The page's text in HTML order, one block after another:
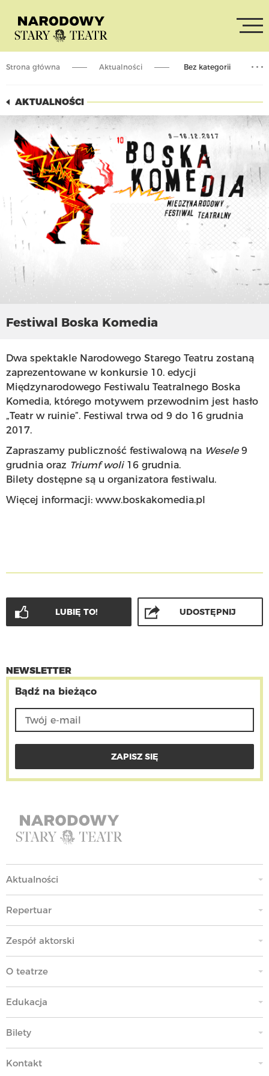
Strona główna Bez kategorii
Aktualności
AKTUALNOŚCI
Festiwal Boska Komedia
Dwa spektakle Narodowego Starego Teatru zostaną
zaprezentowane w konkursie 10. edycji
Międzynarodowego Festiwalu Teatralnego Boska
Komedia, którego motywem przewodnim jest hasło
„Teatr w ruinie”. Festiwal trwa od 9 do 16 grudnia
2017.
Zapraszamy publiczność festiwalową na Wesele9
grudnia oraz Triumf woli16 grudnia.
Bilety dostępne są u organizatora festiwalu.
Więcej informacji: www.boskakomedia.pl
LUBIĘ TO! UDOSTĘPNIJ
NEWSLETTER
Bądź na bieżąco
Aktualności
Repertuar
Zespół aktorski
O teatrze
Edukacja
Bilety
Kontakt